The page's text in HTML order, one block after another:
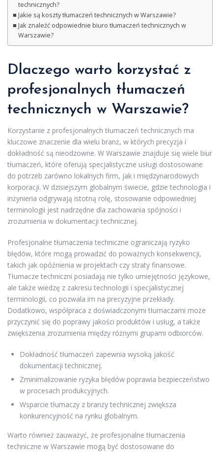
technicznych?
Jakie są koszty tłumaczeń technicznych w Warszawie?
Jak znaleźć odpowiednie biuro tłumaczeń technicznych w
Warszawie?
Dlaczego warto korzystać z
profesjonalnych tłumaczeń
technicznych w Warszawie?
Korzystanie z profesjonalnych tłumaczeń technicznych ma
kluczowe znaczenie dla wielu branż, w których precyzja i
dokładność są nieodzowne. W Warszawie znajduje się wiele biur
tłumaczeń, które oferują specjalistyczne usługi dostosowane
do potrzeb zarówno lokalnych firm, jak i międzynarodowych
korporacji. W dzisiejszym globalnym świecie, gdzie technologia i
inżynieria odgrywają istotną rolę, stosowanie odpowiedniej
terminologii jest nadrzędne dla zachowania spójności i
zrozumienia w dokumentacji technicznej.
Profesjonalne tłumaczenia techniczne ograniczają ryzyko
błędów, które mogą prowadzić do poważnych konsekwencji,
takich jak opóźnienia w projektach czy straty finansowe.
Tłumacze techniczni posiadają nie tylko umiejętności językowe,
ale także wiedzę z zakresu technologii i specjalistycznej
terminologii, co pozwala im na precyzyjne przekłady.
Dodatkowo, współpraca z doświadczonymi tłumaczami może
przyczynić się do poprawy jakości produktów i usług, a także
zwiększenia zrozumienia między różnymi grupami odbiorców.
Dokładność tłumaczeń zapewnia wysoką jakość
dokumentacji technicznej.
Zminimalizowanie ryzyka błędów poprawia bezpieczeństwo
w procesach produkcyjnych.
Wsparcie tłumaczy z branży technicznej zwiększa
konkurencyjność na rynku globalnym.
Warto również zauważyć, że profesjonalne tłumaczenia
techniczne w Warszawie mogą być dostosowane do